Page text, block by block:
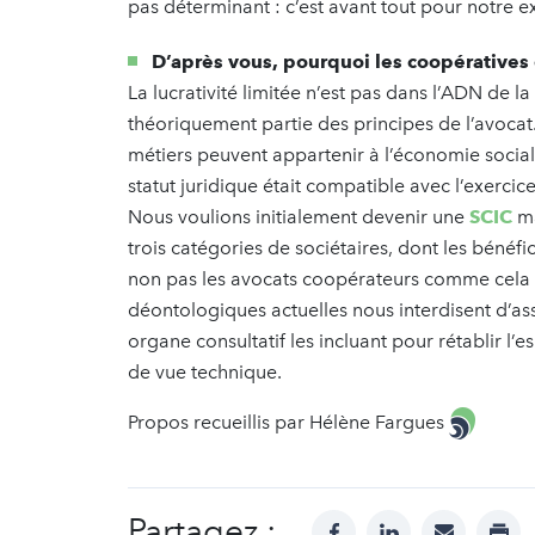
pas déterminant : c’est avant tout pour notre
D’après vous, pourquoi les
La lucrativité limitée n’est pas dans l’ADN de
théoriquement partie des principes de
métiers peuvent appartenir à l’économie
statut juridique était compatible avec
Nous voulions initialement devenir une SCIC
trois catégories de sociétaires, dont les
non pas les avocats coopérateurs comme
déontologiques actuelles nous interdisent
organe consultatif les incluant pour rétablir
de vue technique.
Propos recueillis par Hélène Fargues
facebooklinkedinmail